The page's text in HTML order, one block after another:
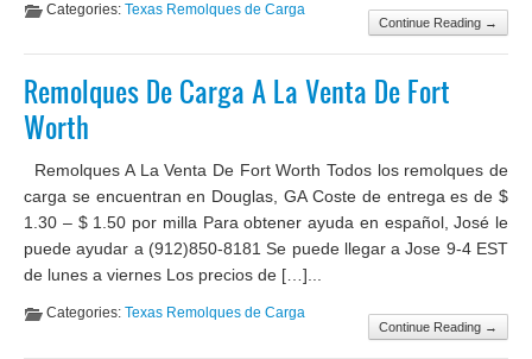
Continue Reading →
Categories: Texas Remolques de Carga
Remolques De Carga A La Venta De Fort
Worth
Remolques A La Venta De Fort Worth Todos los remolques de
carga se encuentran en Douglas, GA Coste de entrega es de $
1.30 – $ 1.50 por milla Para obtener ayuda en español, José le
puede ayudar a (912)850-8181 Se puede llegar a Jose 9-4 EST
de lunes a viernes Los precios de […]...
Continue Reading →
Categories: Texas Remolques de Carga